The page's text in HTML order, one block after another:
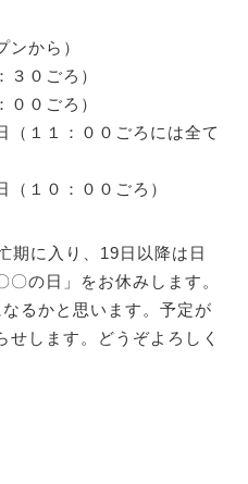
から）
０ごろ）
０ごろ）
１１：００ごろには全て
１０：００ごろ）
期に入り、19日以降は日
の日」をお休みします。
るかと思います。予定が
します。どうぞよろしく